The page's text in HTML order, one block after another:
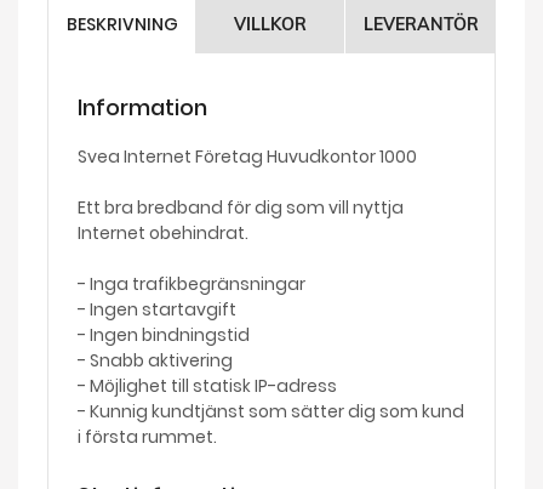
BESKRIVNING VILLKOR LEVERANTÖR
Information
Svea Internet Företag Huvudkontor 1000
Ett bra bredband för dig som vill nyttja
Internet obehindrat.
- Inga trafikbegränsningar
- Ingen startavgift
- Ingen bindningstid
- Snabb aktivering
- Möjlighet till statisk IP-adress
- Kunnig kundtjänst som sätter dig som kund
i första rummet.